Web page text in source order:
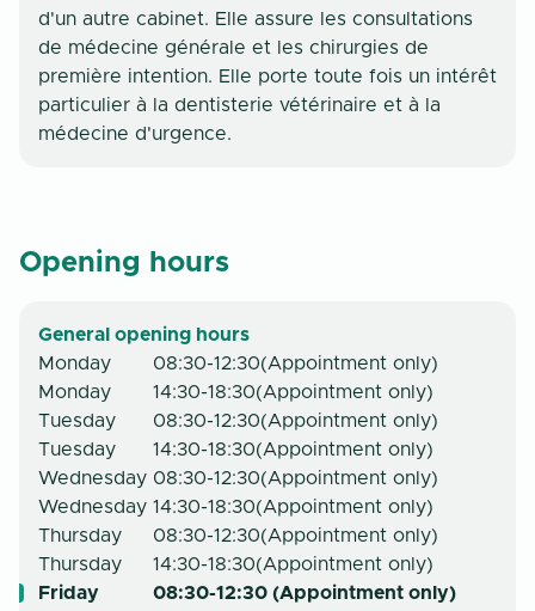
d'un autre cabinet. Elle assure les consultations
de médecine générale et les chirurgies de
première intention. Elle porte toute fois un intérêt
particulier à la dentisterie vétérinaire et à la
médecine d'urgence.
Opening hours
General opening hours
Monday
08:30-12:30(Appointment only)
Monday
14:30-18:30(Appointment only)
Tuesday
08:30-12:30(Appointment only)
Tuesday
14:30-18:30(Appointment only)
Wednesday 08:30-12:30(Appointment only)
Wednesday 14:30-18:30(Appointment only)
Thursday
08:30-12:30(Appointment only)
Thursday
14:30-18:30(Appointment only)
Friday
08:30-12:30 (Appointment only)